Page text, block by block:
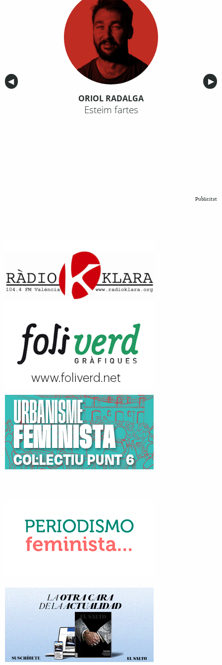
Anterior
◀︎ ▶︎
ORIOL RADALGA
Esteim fartes
Publicitat